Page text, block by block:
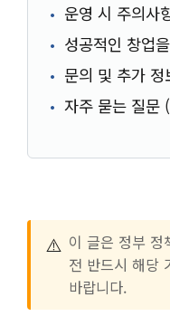
운영 시 주의사
성공적인 창업
문의 및 추가 정
자주 묻는 질문
⚠️ 이 글은 정부 정
전 반드시 해당
바랍니다.